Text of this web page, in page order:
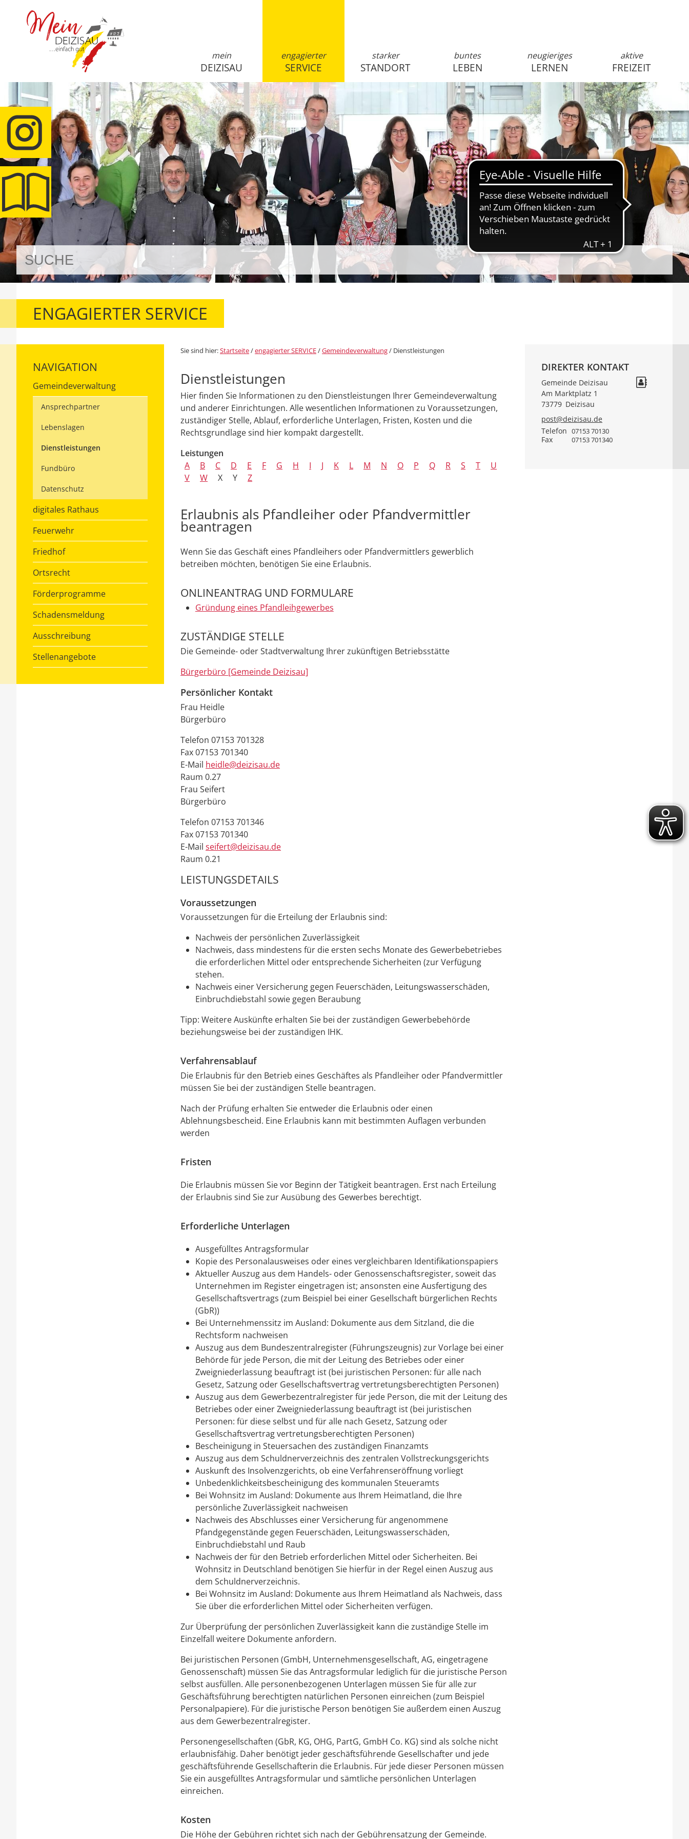
anmelden
mein
DEIZISAU
engagierter
SERVICE
starker
STANDORT
buntes
LEBEN
neugieriges
LERNEN
aktive
FREIZEIT
ENGAGIERTER SERVICE
NAVIGATION
Gemeindeverwaltung
Ansprechpartner
Lebenslagen
Dienstleistungen
Fundbüro
Datenschutz
digitales Rathaus
Feuerwehr
Friedhof
Ortsrecht
Förderprogramme
Schadensmeldung
Ausschreibung
Stellenangebote
Sie sind hier:Startseite/engagierter SERVICE/Gemeindeverwaltung/ Dienstleistungen
Dienstleistungen
Hier finden Sie Informationen zu den Dienstleistungen Ihrer Gemeindeverwaltung
und anderer Einrichtungen. Alle wesentlichen Informationen zu Voraussetzungen,
zuständiger Stelle, Ablauf, erforderliche Unterlagen, Fristen, Kosten und die
Rechtsgrundlage sind hier kompakt dargestellt.
Leistungen
A
B C D E F G H I J K L M N O P Q R S T
U
V
W X Y Z
Erlaubnis als Pfandleiher oder Pfandvermittler
beantragen
Wenn Sie das Geschäft eines Pfandleihers oder Pfandvermittlers gewerblich
betreiben möchten, benötigen Sie eine Erlaubnis.
ONLINEANTRAG UND FORMULARE
Gründung eines Pfandleihgewerbes
ZUSTÄNDIGE STELLE
Die Gemeinde- oder Stadtverwaltung Ihrer zukünftigen Betriebsstätte
Bürgerbüro [Gemeinde Deizisau]
Persönlicher Kontakt
Frau Heidle
Bürgerbüro
Telefon 07153 701328
Fax07153 701340
E-Mail heidle@deizisau.de
Raum 0.27
Frau Seifert
Bürgerbüro
Telefon 07153 701346
Fax07153 701340
E-Mail seifert@deizisau.de
Raum 0.21
LEISTUNGSDETAILS
Voraussetzungen
Voraussetzungen für die Erteilung der Erlaubnis sind:
Nachweis der persönlichen Zuverlässigkeit
Nachweis, dass mindestens für die ersten sechs Monate des Gewerbebetriebes
die erforderlichen Mittel oder entsprechende Sicherheiten (zur Verfügung
stehen.
Nachweis einer Versicherung gegen Feuerschäden, Leitungswasserschäden,
Einbruchdiebstahl sowie gegen Beraubung
Tipp: Weitere Auskünfte erhalten Sie bei der zuständigen Gewerbebehörde
beziehungsweise bei der zuständigen IHK.
Verfahrensablauf
Die Erlaubnis für den Betrieb eines Geschäftes als Pfandleiher oder Pfandvermittler
müssen Sie bei der zuständigen Stelle beantragen.
Nach der Prüfung erhalten Sie entweder die Erlaubnis oder einen
Ablehnungsbescheid. Eine Erlaubnis kann mit bestimmten Auflagen verbunden
werden
Fristen
Die Erlaubnis müssen Sie vor Beginn der Tätigkeit beantragen. Erst nach Erteilung
der Erlaubnis sind Sie zur Ausübung des Gewerbes berechtigt.
Erforderliche Unterlagen
Ausgefülltes Antragsformular
Kopie des Personalausweises oder eines vergleichbaren Identifikationspapiers
Aktueller Auszug aus dem Handels- oder Genossenschaftsregister, soweit das
Unternehmen im Register eingetragen ist; ansonsten eine Ausfertigung des
Gesellschaftsvertrags (zum Beispiel bei einer Gesellschaft bürgerlichen Rechts
(GbR))
Bei Unternehmenssitz im Ausland: Dokumente aus dem Sitzland, die die
Rechtsform nachweisen
Auszug aus dem Bundeszentralregister (Führungszeugnis) zur Vorlage bei einer
Behörde für jede Person, die mit der Leitung des Betriebes oder einer
Zweigniederlassung beauftragt ist (bei juristischen Personen: für alle nach
Gesetz, Satzung oder Gesellschaftsvertrag vertretungsberechtigten Personen)
Auszug aus dem Gewerbezentralregister für jede Person, die mit der Leitung des
Betriebes oder einer Zweigniederlassung beauftragt ist (bei juristischen
Personen: für diese selbst und für alle nach Gesetz, Satzung oder
Gesellschaftsvertrag vertretungsberechtigten Personen)
Bescheinigung in Steuersachen des zuständigen Finanzamts
Auszug aus dem Schuldnerverzeichnis des zentralen Vollstreckungsgerichts
Auskunft des Insolvenzgerichts, ob eine Verfahrenseröffnung vorliegt
Unbedenklichkeitsbescheinigung des kommunalen Steueramts
Bei Wohnsitz im Ausland: Dokumente aus Ihrem Heimatland, die Ihre
persönliche Zuverlässigkeit nachweisen
Nachweis des Abschlusses einer Versicherung für angenommene
Pfandgegenstände gegen Feuerschäden, Leitungswasserschäden,
Einbruchdiebstahl und Raub
Nachweis der für den Betrieb erforderlichen Mittel oder Sicherheiten. Bei
Wohnsitz in Deutschland benötigen Sie hierfür in der Regel einen Auszug aus
dem Schuldnerverzeichnis.
Bei Wohnsitz im Ausland: Dokumente aus Ihrem Heimatland als Nachweis, dass
Sie über die erforderlichen Mittel oder Sicherheiten verfügen.
Zur Überprüfung der persönlichen Zuverlässigkeit kann die zuständige Stelle im
Einzelfall weitere Dokumente anfordern.
Bei juristischen Personen (GmbH, Unternehmensgesellschaft, AG, eingetragene
Genossenschaft) müssen Sie das Antragsformular lediglich für die juristische Person
selbst ausfüllen. Alle personenbezogenen Unterlagen müssen Sie für alle zur
Geschäftsführung berechtigten natürlichen Personen einreichen (zum Beispiel
Personalpapiere). Für die juristische Person benötigen Sie außerdem einen Auszug
aus dem Gewerbezentralregister.
Personengesellschaften (GbR, KG, OHG, PartG, GmbH Co. KG) sind als solche nicht
erlaubnisfähig. Daher benötigt jeder geschäftsführende Gesellschafter und jede
geschäftsführende Gesellschafterin die Erlaubnis. Für jede dieser Personen müssen
Sie ein ausgefülltes Antragsformular und sämtliche persönlichen Unterlagen
einreichen.
Kosten
Die Höhe der Gebühren richtet sich nach der Gebührensatzung der Gemeinde.
DIREKTER KONTAKT
Gemeinde Deizisau
Am Marktplatz 1
73779 Deizisau
post@deizisau.de
Telefon 07153 70130
Fax 07153 701340